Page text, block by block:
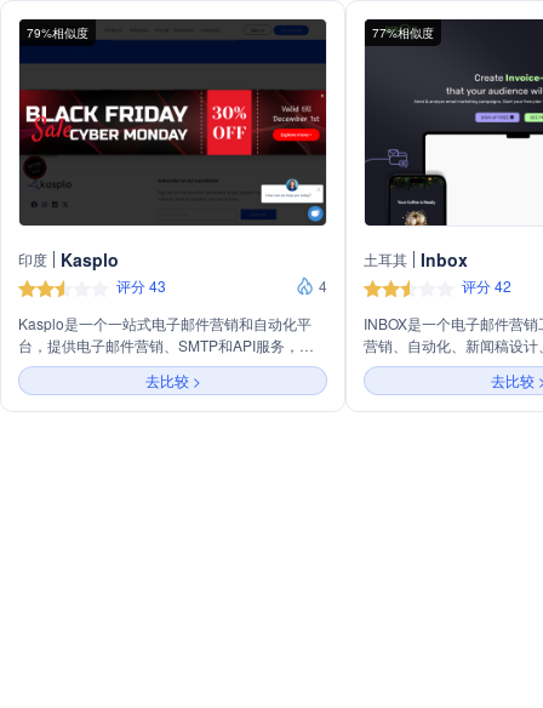
79%相似度
印度 Kasplo
评分 43
4
Kasplo是一个一站式电子邮件营销和自动化平
台，提供电子邮件营销、SMTP和API服务，以
及客户评价和奖励机制。它通过电子邮件传递能
力、自动化、高容量发送、细分市场、电子邮件
模板和批量电子邮件验证等功能，帮助企业构建
去比较 >
77%相似度
土耳其 Inbox
评分 42
INBOX是一个电子邮件营
营销、自动化、新闻稿设
地页、注册表单、A/B测试
务性邮件服务等功能。它
多种法规的邮件发送、无
去比较